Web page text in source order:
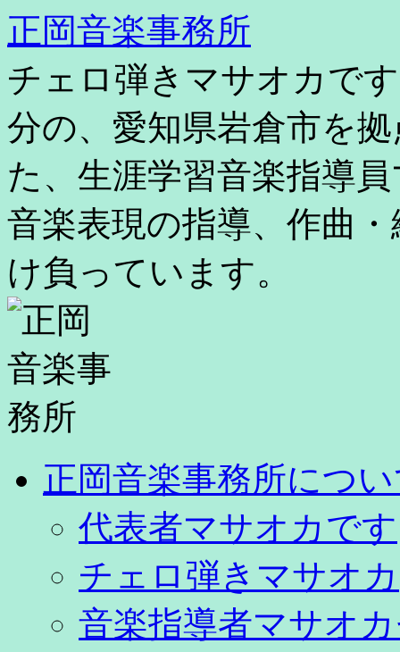
コ
テ
ン
ツ
へ
ス
キ
ッ
プ
正岡音楽事務所
チェロ弾きマサオカで
分の、愛知県岩倉市を
た、生涯学習音楽指導
音楽表現の指導、作曲
け負っています。
正岡音楽事務所につ
代表者マサオカです
チェロ弾きマサオカ
音楽指導者マサオ